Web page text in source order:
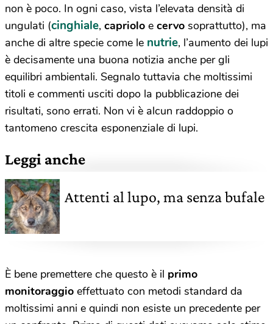
non è poco. In ogni caso, vista l’elevata densità di
ungulati (cinghiale, capriolo e cervo soprattutto), ma
anche di altre specie come le nutrie, l’aumento dei lupi
è decisamente una buona notizia anche per gli
equilibri ambientali. Segnalo tuttavia che moltissimi
titoli e commenti usciti dopo la pubblicazione dei
risultati, sono errati. Non vi è alcun raddoppio o
tantomeno crescita esponenziale di lupi.
Leggi anche
Attenti al lupo, ma senza bufale
È bene premettere che questo è il primo
monitoraggio effettuato con metodi standard da
moltissimi anni e quindi non esiste un precedente per